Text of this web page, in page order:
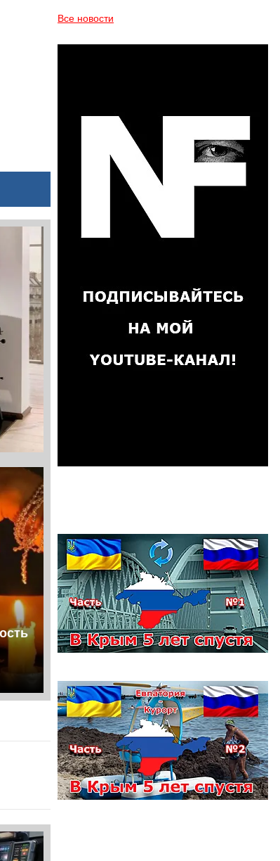
Все новости